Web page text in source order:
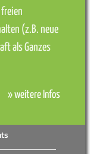
(z.B. neue
als Ganzes
» weitere Infos